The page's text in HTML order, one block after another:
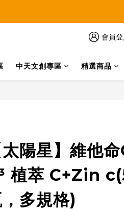
會員登
中天文創專區 精選商品
太陽星】維他
植萃 C+Zin
多規格)